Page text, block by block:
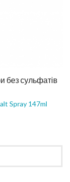
без сульфатів
Spray 147ml